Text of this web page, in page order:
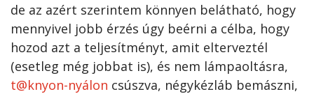
de az azért szerintem könnyen belátható, hogy
mennyivel jobb érzés úgy beérni a célba, hogy
hozod azt a teljesítményt, amit elterveztél
(esetleg még jobbat is), és nem lámpaoltásra,
t@knyon-nyálon csúszva, négykézláb bemászni,